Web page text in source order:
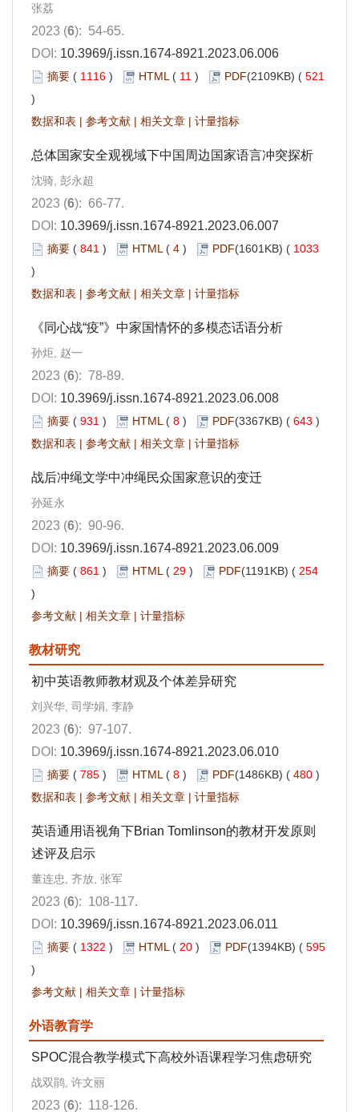
张荔
2023 (6): 54-65.
DOI: 10.3969/j.issn.1674-8921.2023.06.006
摘要 ( 1116 ) HTML ( 11 ) PDF(2109KB) ( 521
)
数据和表 | 参考文献 | 相关文章 | 计量指标
总体国家安全观视域下中国周边国家语言冲突探析
沈骑, 彭永超
2023 (6): 66-77.
DOI: 10.3969/j.issn.1674-8921.2023.06.007
摘要 ( 841 ) HTML ( 4 ) PDF(1601KB) ( 1033
)
数据和表 | 参考文献 | 相关文章 | 计量指标
《同心战“疫”》中家国情怀的多模态话语分析
孙炬, 赵一
2023 (6): 78-89.
DOI: 10.3969/j.issn.1674-8921.2023.06.008
摘要 ( 931 ) HTML ( 8 ) PDF(3367KB) ( 643 )
数据和表 | 参考文献 | 相关文章 | 计量指标
战后冲绳文学中冲绳民众国家意识的变迁
孙延永
2023 (6): 90-96.
DOI: 10.3969/j.issn.1674-8921.2023.06.009
摘要 ( 861 ) HTML ( 29 ) PDF(1191KB) ( 254
)
参考文献 | 相关文章 | 计量指标
教材研究
初中英语教师教材观及个体差异研究
刘兴华, 司学娟, 李静
2023 (6): 97-107.
DOI: 10.3969/j.issn.1674-8921.2023.06.010
摘要 ( 785 ) HTML ( 8 ) PDF(1486KB) ( 480 )
数据和表 | 参考文献 | 相关文章 | 计量指标
英语通用语视角下Brian Tomlinson的教材开发原则
述评及启示
董连忠, 齐放, 张军
2023 (6): 108-117.
DOI: 10.3969/j.issn.1674-8921.2023.06.011
摘要 ( 1322 ) HTML ( 20 ) PDF(1394KB) ( 595
)
参考文献 | 相关文章 | 计量指标
外语教育学
SPOC混合教学模式下高校外语课程学习焦虑研究
战双鹃, 许文丽
2023 (6): 118-126.